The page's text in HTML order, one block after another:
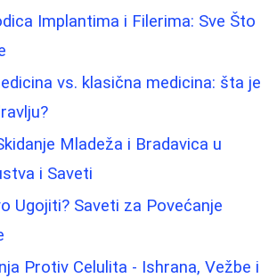
Implantima i Filerima: Sve Što
vs. klasična medicina: šta je
Mladeža i Bradavica u
i Saveti
Ugojiti? Saveti za Povećanje
Protiv Celulita - Ishrana, Vežbe i